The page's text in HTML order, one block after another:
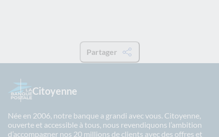
Partager
Citoyenne
Née en 2006, notre banque a grandi avec vous. Citoyenne,
ouverte et accessible à tous, nous revendiquons l’ambition
d’accompagner nos 20 millions de clients avec des offres et